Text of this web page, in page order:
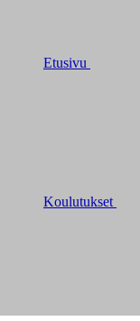
Etusivu
Koulutukset